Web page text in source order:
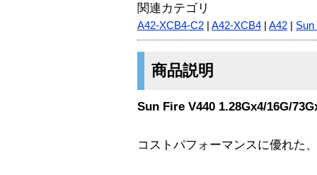
関連カテゴリ
A42-XCB4-C2 A42-XCB4 A42
商品説明
Sun Fire V440 1.28Gx4/16G/
コストパフォーマンスに優れた